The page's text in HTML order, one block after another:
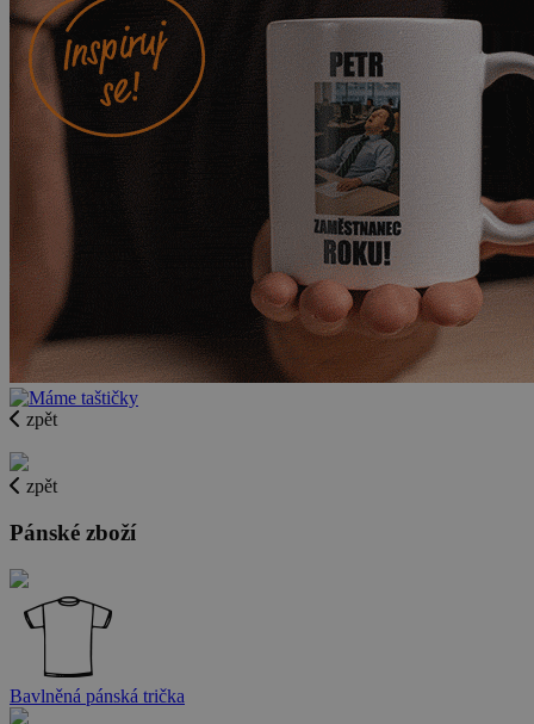
zpět
zpět
Pánské zboží
Bavlněná pánská trička